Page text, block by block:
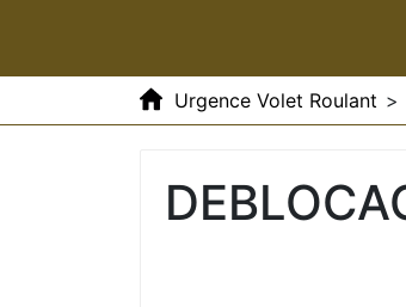
Urgence Volet Roulant >